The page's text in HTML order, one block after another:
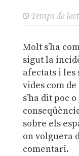
Temps de
Molt s’ha
sigut la
afectats i les
vides com
s’ha dit poc
sobre els
on volguera
comentari.